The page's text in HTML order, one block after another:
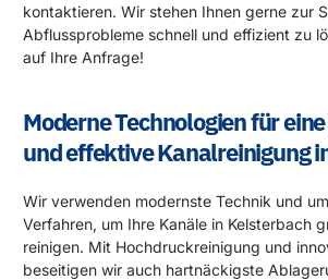
kontaktieren. Wir stehen Ihnen gerne zur
Abflussprobleme schnell und effizient zu
auf Ihre Anfrage!
Moderne Technologien für
und effektive Kanalreinigung
Wir verwenden modernste Technik und
Verfahren, um Ihre Kanäle in Kelsterbach
reinigen. Mit Hochdruckreinigung und
beseitigen wir auch hartnäckigste